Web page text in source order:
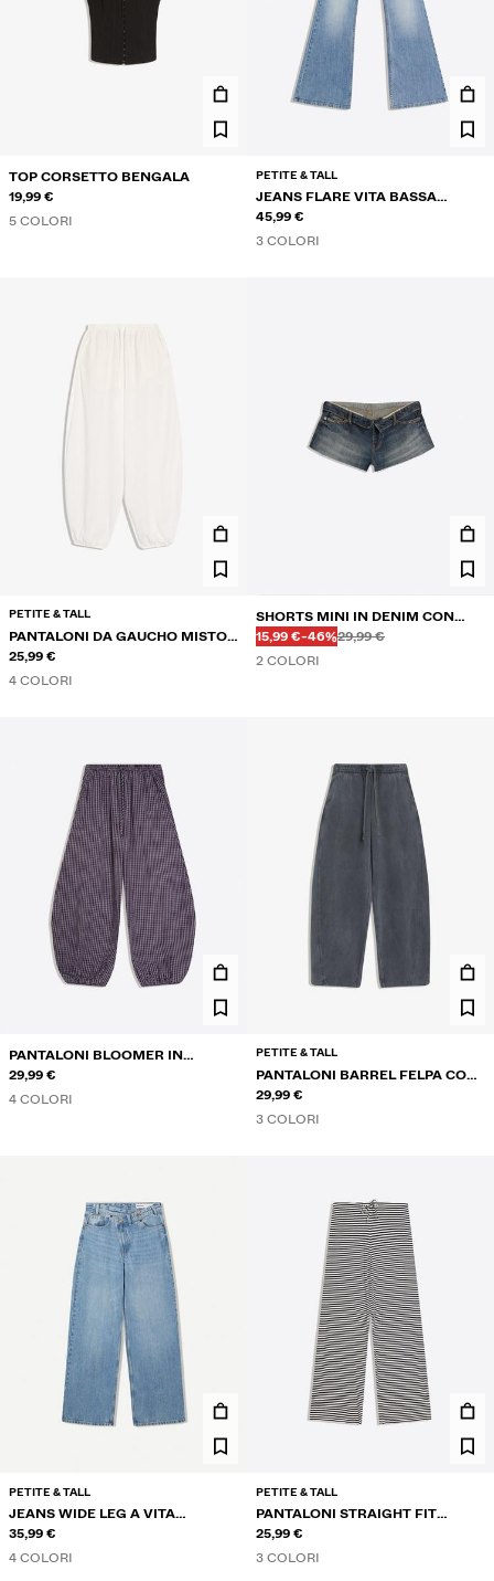
TOP CORSETTO BENGALA
19,99 €
5 COLORI
PETITE & TALL
JEANS FLARE VITA BASSA
RICAMATI
45,99 €
3 COLORI
PETITE & TALL
PANTALONI DA GAUCHO MISTO
LINO
25,99 €
4 COLORI
SHORTS MINI IN DENIM CON
CINTURA PIEGATA
PREZZO CON SCONTO
15,99 €SCONTO DEL
-46%Prima
29,99 €
Prima
2 COLORI
PANTALONI BLOOMER IN
POPELINE
29,99 €
4 COLORI
PETITE & TALL
PANTALONI BARREL FELPA CON
STOPPER
29,99 €
3 COLORI
PETITE & TALL
JEANS WIDE LEG A VITA
INCROCIATA
35,99 €
4 COLORI
PETITE & TALL
PANTALONI STRAIGHT FIT
STAMPA A RIGHE
25,99 €
3 COLORI